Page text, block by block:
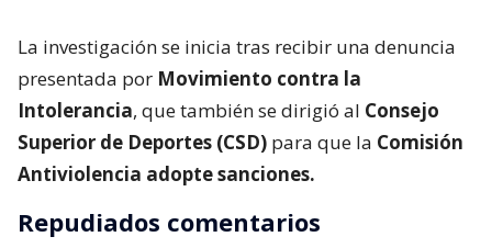
La investigación se inicia tras recibir una denuncia
presentada por Movimiento contra la
Intolerancia, que también se dirigió al Consejo
Superior de Deportes (CSD) para que la Comisión
Antiviolencia adopte sanciones.
Repudiados comentarios